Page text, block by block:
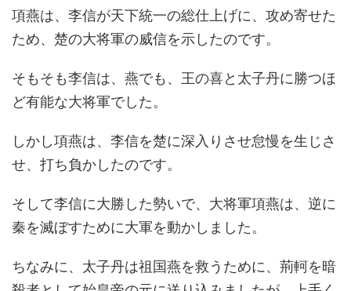
項燕は、李信が天下統一の総仕上げに、攻め寄せた
ため、楚の大将軍の威信を示したのです。
そもそも李信は、燕でも、王の喜と太子丹に勝つほ
ど有能な大将軍でした。
しかし項燕は、李信を楚に深入りさせ怠慢を生じさ
せ、打ち負かしたのです。
そして李信に大勝した勢いで、大将軍項燕は、逆に
秦を滅ぼすために大軍を動かしました。
ちなみに、太子丹は祖国燕を救うために、荊軻を暗